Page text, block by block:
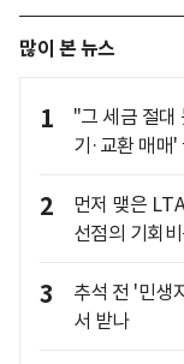
많이 본 뉴스
1
"그 세금 절
기·교환 매매'
2
먼저 맺은
선점의 기회
3
추석 전 '민생
서 받나